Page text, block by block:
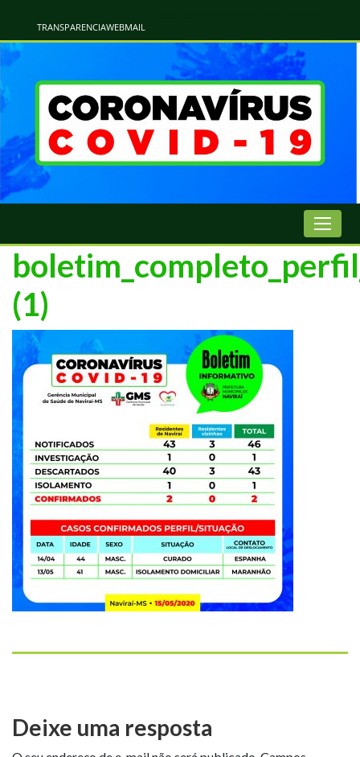
TRANSPARENCIAWEBMAIL
(1)
Deixe uma resposta